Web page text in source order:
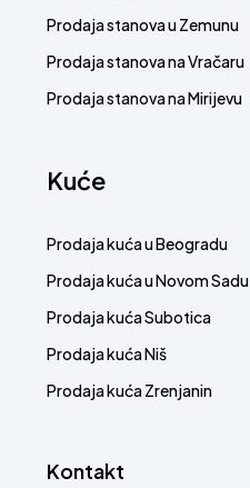
Prodaja stanova u Zemunu
Prodaja stanova na Vračaru
Prodaja stanova na Mirijevu
Kuće
Prodaja kuća u Beogradu
Prodaja kuća u Novom Sadu
Prodaja kuća Subotica
Prodaja kuća Niš
Prodaja kuća Zrenjanin
Kontakt